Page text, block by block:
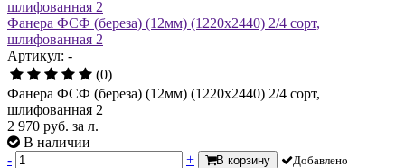
Фанера ФСФ (береза) (12мм) (1220х2440) 2/4 сорт,
шлифованная 2
Артикул: -
(0)
Фанера ФСФ (береза) (12мм) (1220х2440) 2/4 сорт,
шлифованная 2
2 970 руб. за л.
В наличии
-
+ В корзину Добавлено